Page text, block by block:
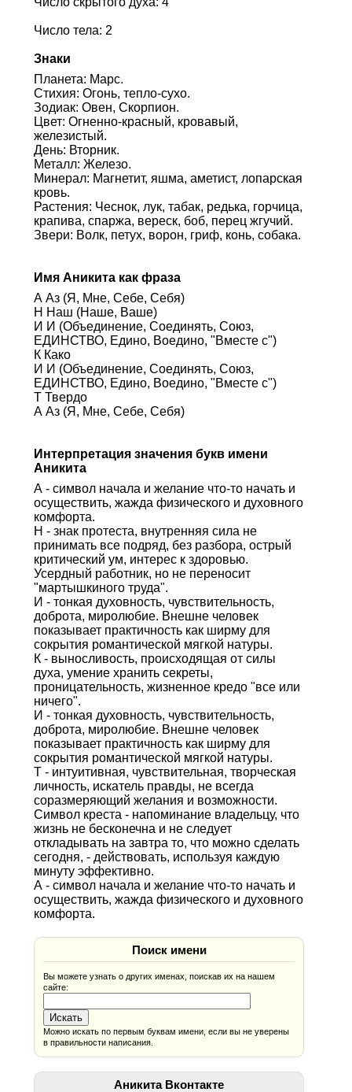
Число тела: 2
Знаки
Планета: Марс.
Стихия: Огонь, тепло-сухо.
Зодиак: Овен, Скорпион.
Цвет: Огненно-красный, кровавый,
железистый.
День: Вторник.
Металл: Железо.
Минерал: Магнетит, яшма, аметист, лопарская
кровь.
Растения: Чеснок, лук, табак, редька, горчица,
крапива, спаржа, вереск, боб, перец жгучий.
Звери: Волк, петух, ворон, гриф, конь, собака.
Имя Аникита как фраза
А Аз (Я, Мне, Себе, Себя)
Н Наш (Наше, Ваше)
И И (Объединение, Соединять, Союз,
ЕДИНСТВО, Едино, Воедино, "Вместе с")
К Како
И И (Объединение, Соединять, Союз,
ЕДИНСТВО, Едино, Воедино, "Вместе с")
Т Твердо
А Аз (Я, Мне, Себе, Себя)
Интерпретация значения букв имени
Аникита
А - символ начала и желание что-то начать и
осуществить, жажда физического и духовного
комфорта.
Н - знак протеста, внутренняя сила не
принимать все подряд, без разбора, острый
критический ум, интерес к здоровью.
Усердный работник, но не переносит
"мартышкиного труда".
И - тонкая духовность, чувствительность,
доброта, миролюбие. Внешне человек
показывает практичность как ширму для
сокрытия романтической мягкой натуры.
К - выносливость, происходящая от силы
духа, умение хранить секреты,
проницательность, жизненное кредо "все или
ничего".
И - тонкая духовность, чувствительность,
доброта, миролюбие. Внешне человек
показывает практичность как ширму для
сокрытия романтической мягкой натуры.
Т - интуитивная, чувствительная, творческая
личность, искатель правды, не всегда
соразмеряющий желания и возможности.
Символ креста - напоминание владельцу, что
жизнь не бесконечна и не следует
откладывать на завтра то, что можно сделать
сегодня, - действовать, используя каждую
минуту эффективно.
А - символ начала и желание что-то начать и
осуществить, жажда физического и духовного
комфорта.
Поиск имени
Вы можете узнать о других именах, поискав их на нашем
сайте:
Можно искать по первым буквам имени, если вы не уверены
в правильности написания.
Аникита Вконтакте